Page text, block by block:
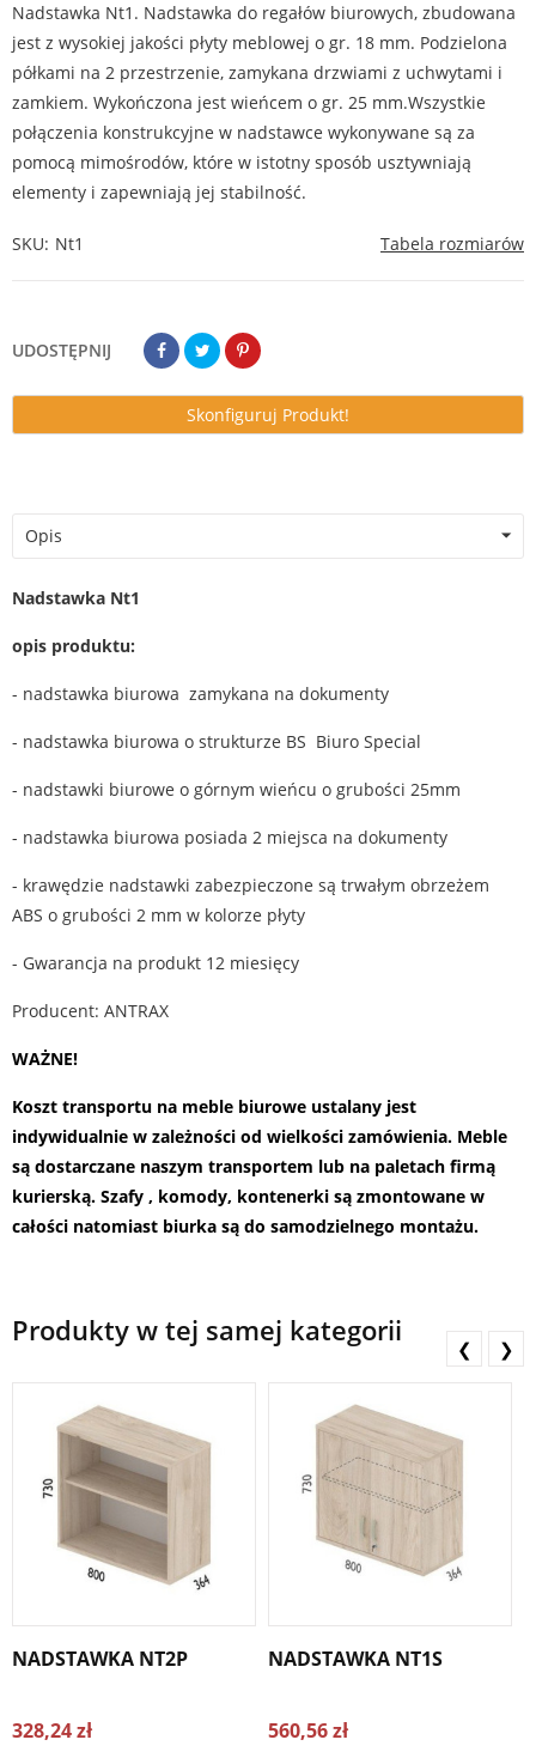
Nadstawka Nt1. Nadstawka do regałów biurowych, zbudowana
jest z wysokiej jakości płyty meblowej o gr. 18 mm. Podzielona
półkami na 2 przestrzenie, zamykana drzwiami z uchwytami i
zamkiem. Wykończona jest wieńcem o gr. 25 mm.Wszystkie
połączenia konstrukcyjne w nadstawce wykonywane są za
pomocą mimośrodów, które w istotny sposób usztywniają
elementy i zapewniają jej stabilność.
Tabela rozmiarów
SKU Nt1
UDOSTĘPNIJ
Skonfiguruj Produkt!
Opis
Nadstawka Nt1
opis produktu:
- nadstawka biurowa zamykana na dokumenty
- nadstawka biurowa o strukturze BS Biuro Special
- nadstawki biurowe o górnym wieńcu o grubości 25mm
- nadstawka biurowa posiada 2 miejsca na dokumenty
- krawędzie nadstawki zabezpieczone są trwałym obrzeżem
ABS o grubości 2 mm w kolorze płyty
- Gwarancja na produkt 12 miesięcy
Producent: ANTRAX
WAŻNE!
Koszt transportu na meble biurowe ustalany jest
indywidualnie w zależności od wielkości zamówienia. Meble
są dostarczane naszym transportem lub na paletach firmą
kurierską. Szafy , komody, kontenerki są zmontowane w
całości natomiast biurka są do samodzielnego montażu.
Produkty w tej samej kategorii
NADSTAWKA NT2P
328,24 zł
NADSTAWKA NT1S
560,56 zł
❮ ❯